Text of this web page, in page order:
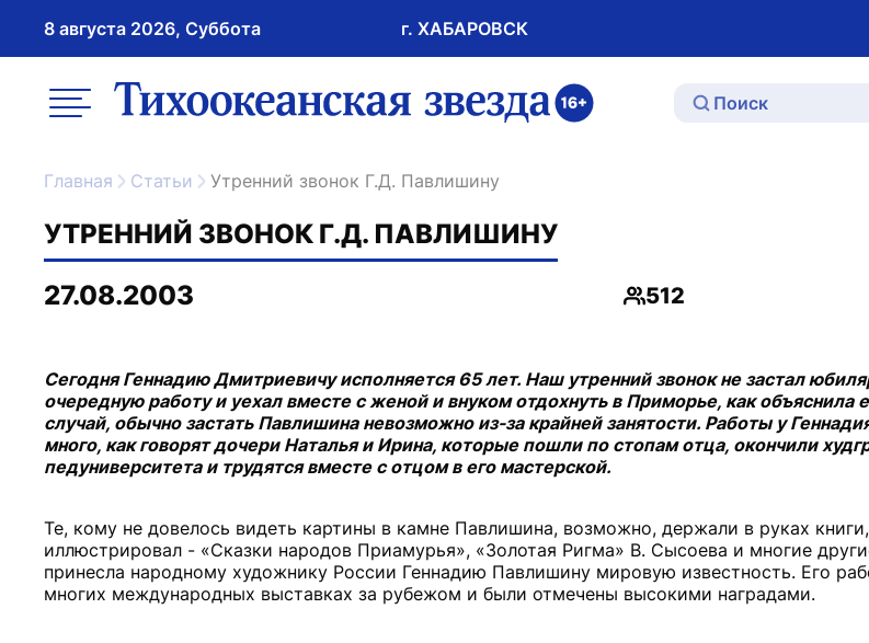
8 августа 2026, Суббота г. ХАБАРОВСК
меню ссылка на главную
Главная Статьи Утренний звонок Г.Д. Павлишину
УТРЕННИЙ ЗВОНОК Г.Д. ПАВЛИШИНУ
27.08.2003
Просмотры
512
Сегодня Геннадию Дмитриевичу исполняется 65 лет. Наш утренний звонок не застал
очередную работу и уехал вместе с женой и внуком отдохнуть в Приморье, как объяснила
случай, обычно застать Павлишина невозможно из-за крайней занятости. Работы у
много, как говорят дочери Наталья и Ирина, которые пошли по стопам отца, окончили
педуниверситета и трудятся вместе с отцом в его мастерской.
Те, кому не довелось видеть картины в камне Павлишина, возможно, держали в руках
иллюстрировал - «Сказки народов Приамурья», «Золотая Ригма» В. Сысоева и многие
принесла народному художнику России Геннадию Павлишину мировую известность. Его
многих международных выставках за рубежом и были отмечены высокими наградами.